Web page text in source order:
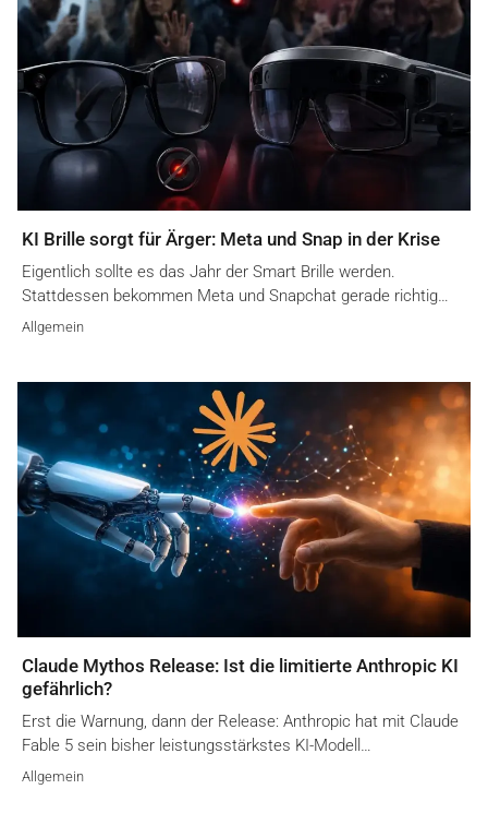
KI Brille sorgt für Ärger: Meta und Snap in der Krise
Eigentlich sollte es das Jahr der Smart Brille werden.
Stattdessen bekommen Meta und Snapchat gerade richtig…
Allgemein
Claude Mythos Release: Ist die limitierte Anthropic KI
gefährlich?
Erst die Warnung, dann der Release: Anthropic hat mit Claude
Fable 5 sein bisher leistungsstärkstes KI-Modell…
Allgemein